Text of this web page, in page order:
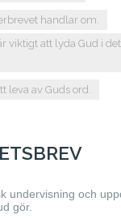
handlar om.
viktigt att lyda Gud i
leva av Guds ord.
undervisning och
gör.